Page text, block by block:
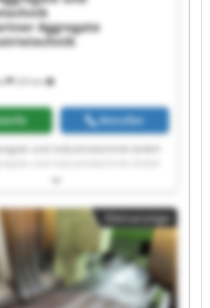
225 km
Aggregate
Anrufen
und Industrietechnik GmbH
und Industrietechnik GmbH
und Industrietechnik GmbH
und Industrietechnik GmbH
und Industrietechnik GmbH
und Industrietechnik GmbH
und Industrietechnik GmbH
und Industrietechnik GmbH
und Industrietechnik GmbH
Kleinanzeige